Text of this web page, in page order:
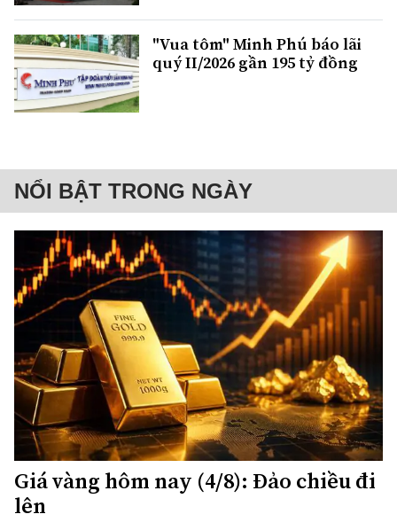
"Vua tôm" Minh Phú báo lãi
quý II/2026 gần 195 tỷ đồng
NỔI BẬT TRONG NGÀY
Giá vàng hôm nay (4/8): Đảo chiều đi
lên